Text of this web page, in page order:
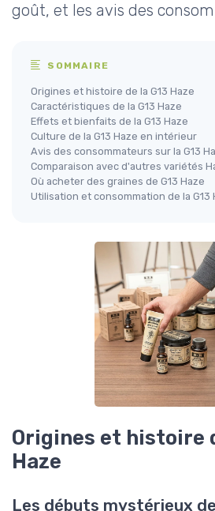
goût, et les avis des
SOMMAIRE
Origines et histoire de la G13 Haze
Caractéristiques de la G13 Haze
Effets et bienfaits de la G13 Haze
Culture de la G13 Haze en intérieur
Avis des consommateurs sur la G13
Comparaison avec d'autres variétés
Où acheter des graines de G13 Haze
Utilisation et consommation de la G13
Origines et histoire
Haze
Les débuts mystérieux de